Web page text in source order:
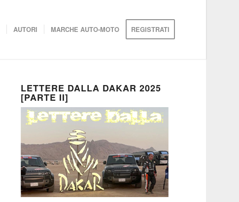
AUTORI MARCHE AUTO-MOTO REGISTRATI
LETTERE DALLA DAKAR 2025
[PARTE II]